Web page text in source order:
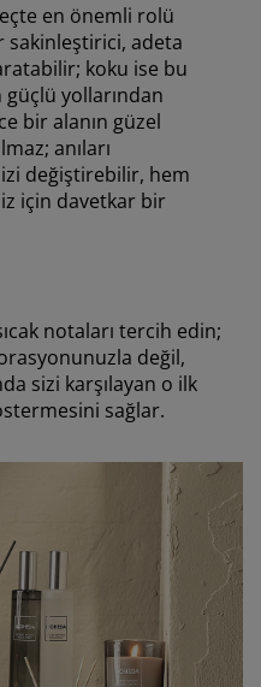
en önemli rolü
sakinleştirici, adeta
koku ise bu
yollarından
bir alanın güzel
anıları
değiştirebilir, hem
için davetkar bir
notaları tercih edin;
değil,
sizi karşılayan o ilk
sağlar.